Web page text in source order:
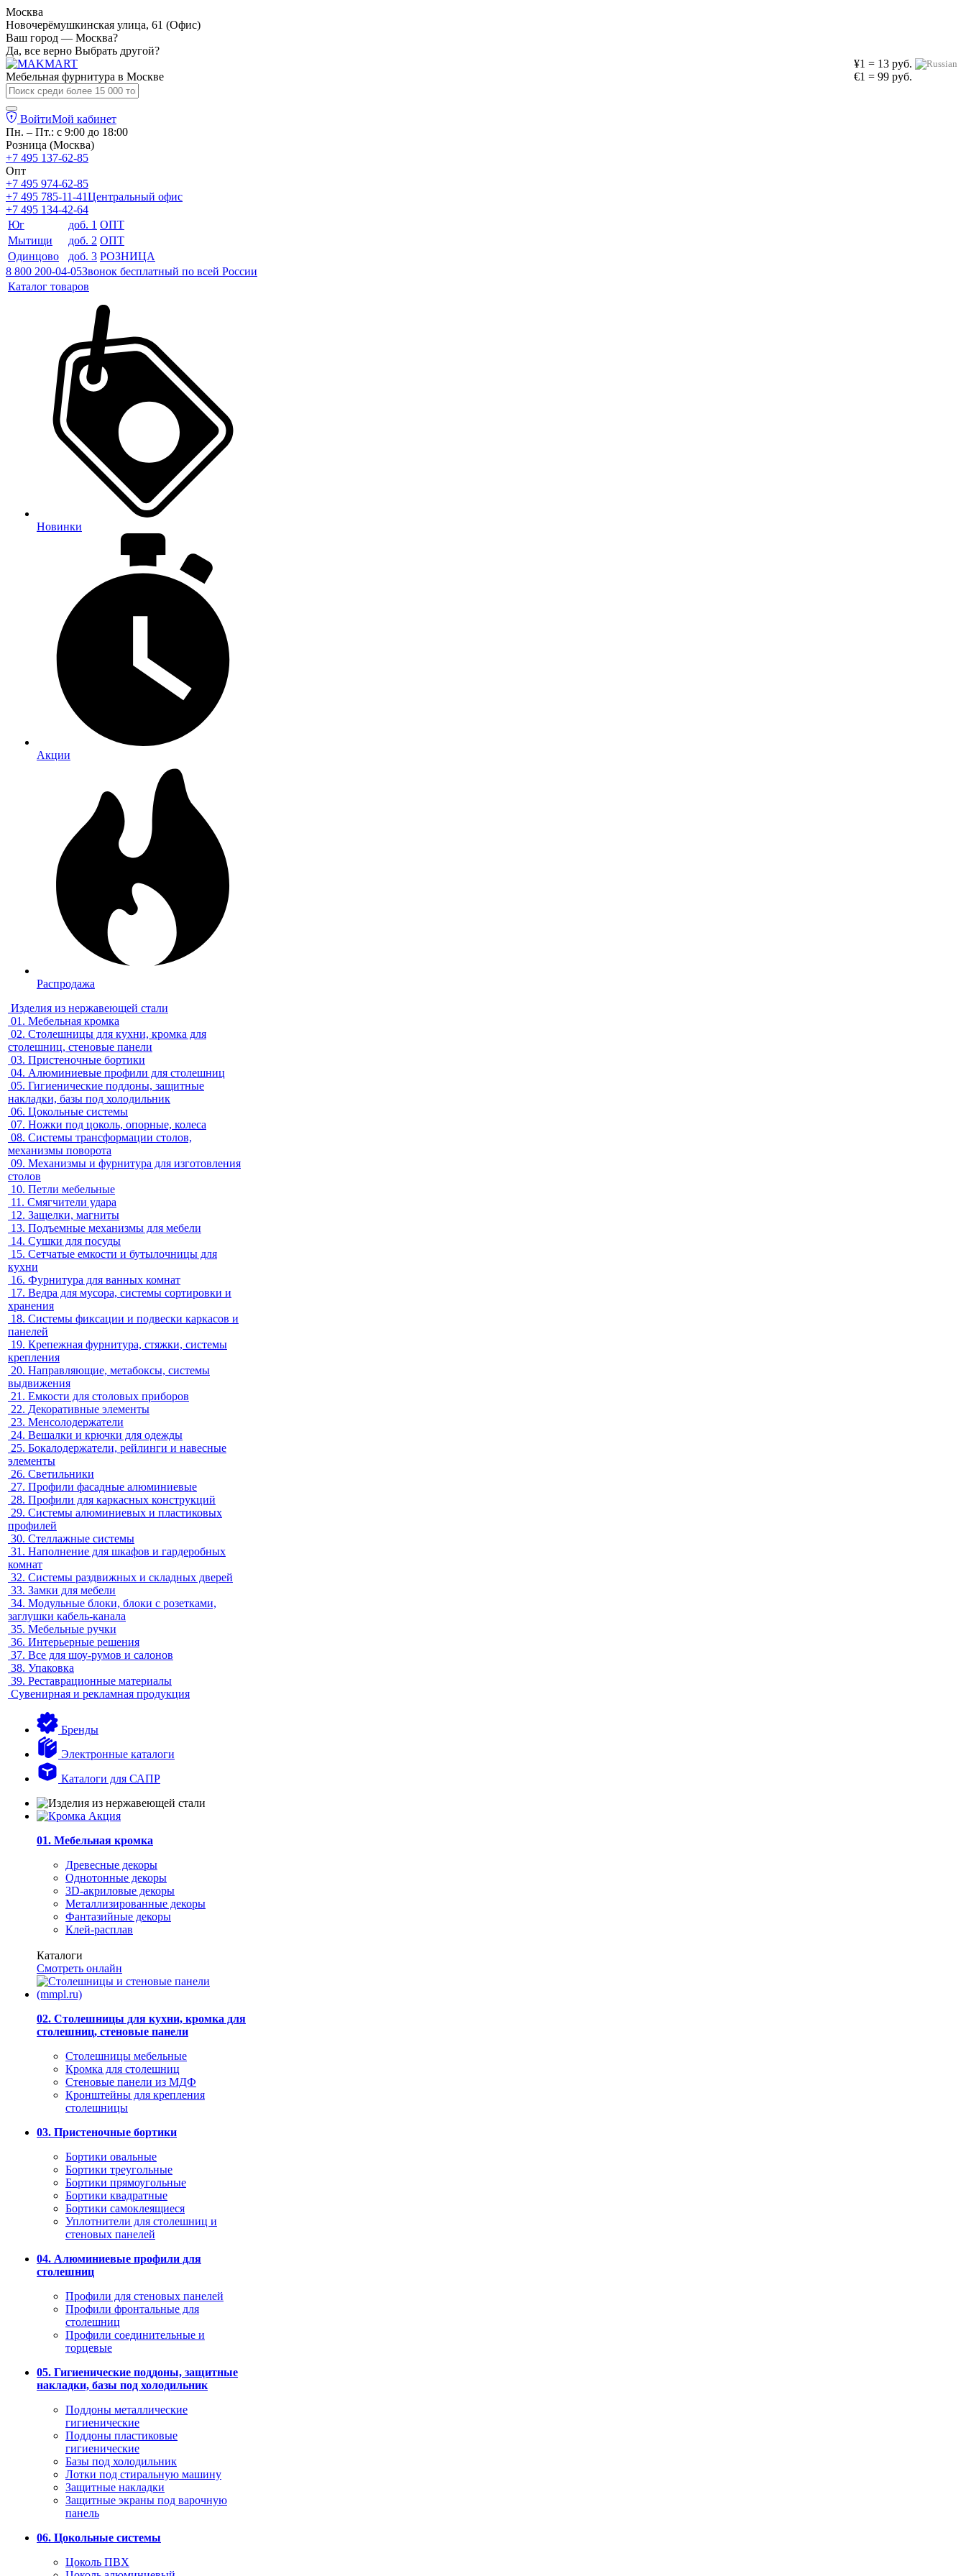
Москва
Новочерёмушкинская улица, 61 (Офис)
Ваш город — Москва?
Да, все верно Выбрать другой?
¥1 = 13 руб.
€1 = 99 руб.
Мебельная фурнитура в Москве
ВойтиМой кабинет
Пн. – Пт.: с 9:00 до 18:00
Розница (Москва)
+7 495 137-62-85
Опт
+7 495 974-62-85
+7 495 785-11-41Центральный офис
+7 495 134-42-64
Юг
доб. 1 ОПТ
Мытищи
доб. 2 ОПТ
Одинцово
доб. 3 РОЗНИЦА
8 800 200-04-05Звонок бесплатный по всей России
Каталог товаров
Новинки
Акции
Распродажа
Изделия из нержавеющей стали
01. Мебельная кромка
02. Столешницы для кухни, кромка для
столешниц, стеновые панели
03. Пристеночные бортики
04. Алюминиевые профили для столешниц
05. Гигиенические поддоны, защитные
накладки, базы под холодильник
06. Цокольные системы
07. Ножки под цоколь, опорные, колеса
08. Системы трансформации столов,
механизмы поворота
09. Механизмы и фурнитура для изготовления
столов
10. Петли мебельные
11. Смягчители удара
12. Защелки, магниты
13. Подъемные механизмы для мебели
14. Сушки для посуды
15. Сетчатые емкости и бутылочницы для
кухни
16. Фурнитура для ванных комнат
17. Ведра для мусора, системы сортировки и
хранения
18. Системы фиксации и подвески каркасов и
панелей
19. Крепежная фурнитура, стяжки, системы
крепления
20. Направляющие, метабоксы, системы
выдвижения
21. Емкости для столовых приборов
22. Декоративные элементы
23. Менсолодержатели
24. Вешалки и крючки для одежды
25. Бокалодержатели, рейлинги и навесные
элементы
26. Светильники
27. Профили фасадные алюминиевые
28. Профили для каркасных конструкций
29. Системы алюминиевых и пластиковых
профилей
30. Стеллажные системы
31. Наполнение для шкафов и гардеробных
комнат
32. Системы раздвижных и складных дверей
33. Замки для мебели
34. Модульные блоки, блоки с розетками,
заглушки кабель-канала
35. Мебельные ручки
36. Интерьерные решения
37. Все для шоу-румов и салонов
38. Упаковка
39. Реставрационные материалы
Сувенирная и рекламная продукция
Бренды
Электронные каталоги
Каталоги для САПР
01. Мебельная кромка
Древесные декоры
Однотонные декоры
3D-акриловые декоры
Металлизированные декоры
Фантазийные декоры
Клей-расплав
Каталоги
Смотреть онлайн
02. Столешницы для кухни, кромка для
столешниц, стеновые панели
Столешницы мебельные
Кромка для столешниц
Стеновые панели из МДФ
Кронштейны для крепления
столешницы
03. Пристеночные бортики
Бортики овальные
Бортики треугольные
Бортики прямоугольные
Бортики квадратные
Бортики самоклеящиеся
Уплотнители для столешниц и
стеновых панелей
04. Алюминиевые профили для
столешниц
Профили для стеновых панелей
Профили фронтальные для
столешниц
Профили соединительные и
торцевые
05. Гигиенические поддоны, защитные
накладки, базы под холодильник
Поддоны металлические
гигиенические
Поддоны пластиковые
гигиенические
Базы под холодильник
Лотки под стиральную машину
Защитные накладки
Защитные экраны под варочную
панель
06. Цокольные системы
Цоколь ПВХ